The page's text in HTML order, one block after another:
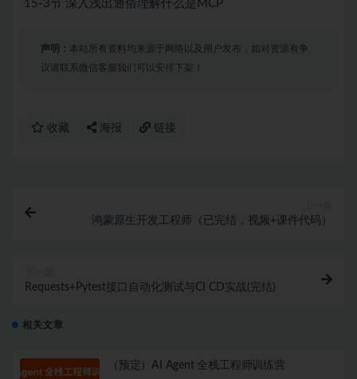
15-3节 深入浅出通俗理解什么是MCP
声明： 本站所有资料均来源于网络以及用户发布，如对资源有争
议请联系微信客服我们可以安排下架！
收藏 海报 链接
鸿蒙原生开发工程师（已完结，视频+课件代码）
Requests+Pytest接口自动化测试与CI CD实战(完结)
相关文章
（预定）AI Agent 全栈工程师训练营